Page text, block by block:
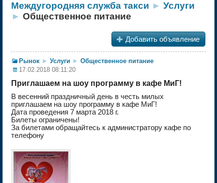
Междугородняя служба такси ► Услуги
► Общественное питание
+ Добавить объявление
Рынок ► Услуги ► Общественное питание
17.02.2018 08:11:20
Приглашаем на шоу программу в кафе МиГ!
В весенний праздничный день в честь милых
приглашаем на шоу программу в кафе МиГ!
Дата проведения 7 марта 2018 г.
Билеты ограничены!
За билетами обращайтесь к администратору кафе по
телефону